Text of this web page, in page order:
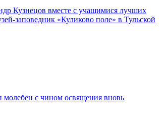
Кузнецов вместе с учащимися лучших
заповедник «Куликово поле» в Тульской
с чином освящения вновь